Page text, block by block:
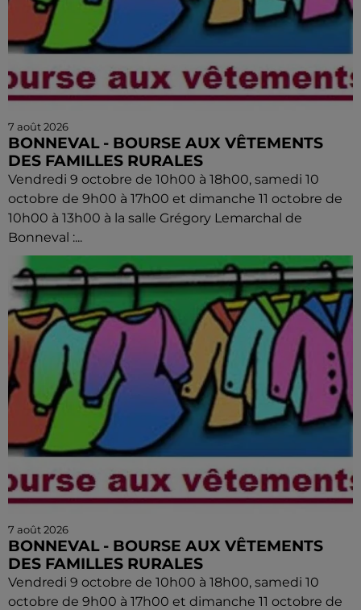
7 août 2026
BONNEVAL - BOURSE AUX VÊTEMENTS
DES FAMILLES RURALES
Vendredi 9 octobre de 10h00 à 18h00, samedi 10
octobre de 9h00 à 17h00 et dimanche 11 octobre de
10h00 à 13h00 à la salle Grégory Lemarchal de
Bonneval :...
7 août 2026
BONNEVAL - BOURSE AUX VÊTEMENTS
DES FAMILLES RURALES
Vendredi 9 octobre de 10h00 à 18h00, samedi 10
octobre de 9h00 à 17h00 et dimanche 11 octobre de